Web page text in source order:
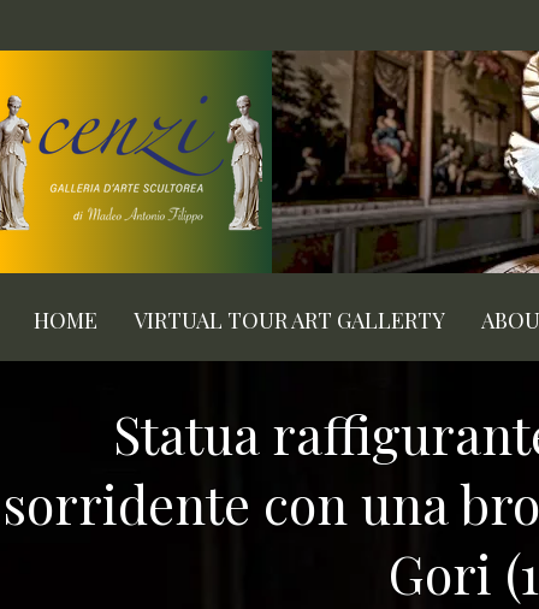
HOME VIRTUAL TOUR ART GALLERTY
Statua
sorridente con una
Gori